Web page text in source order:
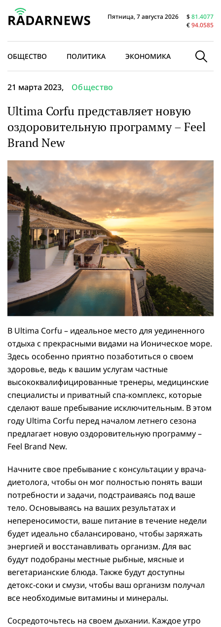
Пятница, 7 августа 2026 $81.4077
€94.0585
ОБЩЕСТВО ПОЛИТИКА ЭКОНОМИКА В МИРЕ
21 марта 2023, Общество
Ultima Corfu представляет новую
оздоровительную программу – Feel
Brand New
В Ultima Corfu – идеальное место для уединенного
отдыха с прекрасными видами на Ионическое море.
Здесь особенно приятно позаботиться о своем
здоровье, ведь к вашим услугам частные
высококвалифицированные тренеры, медицинские
специалисты и приватный спа-комплекс, которые
сделают ваше пребывание исключительным. В этом
году Ultima Corfu перед началом летнего сезона
предлагает новую оздоровительную программу –
Feel Brand New.
Начните свое пребывание с консультации у врача-
диетолога, чтобы он мог полностью понять ваши
потребности и задачи, подстраиваясь под ваше
тело. Основываясь на ваших результатах и
непереносимости, ваше питание в течение недели
будет идеально сбалансировано, чтобы заряжать
энергией и восстанавливать организм. Для вас
будут подобраны местные рыбные, мясные и
вегетарианские блюда. Также будут доступны
детокс-соки и смузи, чтобы ваш организм получал
все необходимые витамины и минералы.
Сосредоточьтесь на своем дыхании. Каждое утро